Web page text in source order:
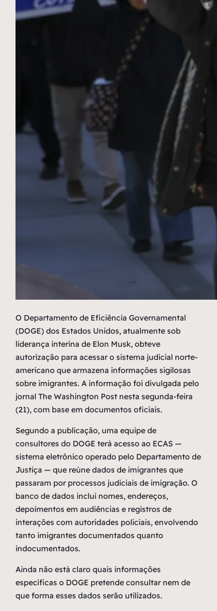
O Departamento de Eficiência Governamental
(DOGE) dos Estados Unidos, atualmente sob
liderança interina de Elon Musk, obteve
autorização para acessar o sistema judicial norte-
americano que armazena informações sigilosas
sobre imigrantes. A informação foi divulgada pelo
jornal The Washington Post nesta segunda-feira
(21), com base em documentos oficiais.
Segundo a publicação, uma equipe de
consultores do DOGE terá acesso ao ECAS —
sistema eletrônico operado pelo Departamento de
Justiça — que reúne dados de imigrantes que
passaram por processos judiciais de imigração. O
banco de dados inclui nomes, endereços,
depoimentos em audiências e registros de
interações com autoridades policiais, envolvendo
tanto imigrantes documentados quanto
indocumentados.
Ainda não está claro quais informações
específicas o DOGE pretende consultar nem de
que forma esses dados serão utilizados.